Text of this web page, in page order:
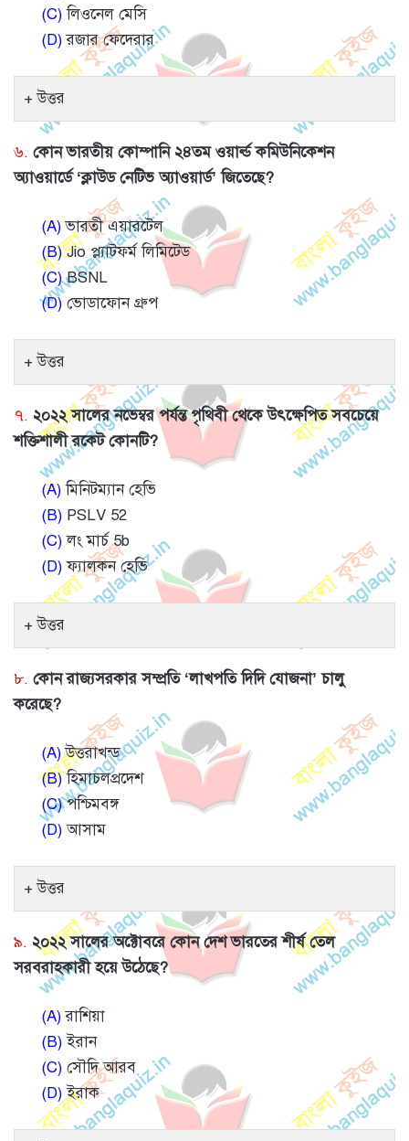
(C)লিওনেল মেসি
(D)রজার ফেদেরার
উত্তর
৬. কোন ভারতীয় কোম্পানি ২৪তম ওয়ার্ল্ড কমিউনিকেশন
অ্যাওয়ার্ডে ‘ক্লাউড নেটিভ অ্যাওয়ার্ড’ জিতেছে?
(A)ভারতী এয়ারটেল
(B)Jio প্ল্যাটফর্ম লিমিটেড
(C)BSNL
(D) ভোডাফোন গ্রুপ
উত্তর
৭. ২০২২ সালের নভেম্বর পর্যন্ত পৃথিবী থেকে উৎক্ষেপিত সবচেয়ে
শক্তিশালী রকেট কোনটি?
(A)মিনিটম্যান হেভি
(B) PSLV 52
(C)লং মার্চ 5b
(D)ফ্যালকন হেভি
উত্তর
৮. কোন রাজ্যসরকার সম্প্রতি ‘লাখপতি দিদি যোজনা’ চালু
করেছে?
(A)উত্তরাখন্ড
(B)হিমাচলপ্রদেশ
(C)পশ্চিমবঙ্গ
(D)আসাম
উত্তর
৯. ২০২২ সালের অক্টোবরে কোন দেশ ভারতের শীর্ষ তেল
সরবরাহকারী হয়ে উঠেছে?
(A)রাশিয়া
(B)ইরান
(C) সৌদি আরব
(D)ইরাক